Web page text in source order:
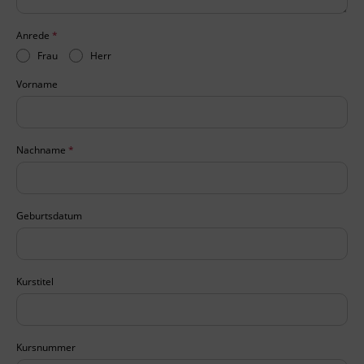
Anrede *
Frau
Herr
Vorname
Nachname *
Geburtsdatum
Kurstitel
Kursnummer